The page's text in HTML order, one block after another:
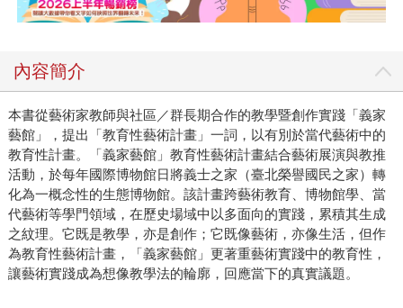
內容簡介
本書從藝術家教師與社區／群長期合作的教學暨創作實踐「義家
藝館」，提出「教育性藝術計畫」一詞，以有別於當代藝術中的
教育性計畫。「義家藝館」教育性藝術計畫結合藝術展演與教推
活動，於每年國際博物館日將義士之家（臺北榮譽國民之家）轉
化為一概念性的生態博物館。該計畫跨藝術教育、博物館學、當
代藝術等學門領域，在歷史場域中以多面向的實踐，累積其生成
之紋理。它既是教學，亦是創作；它既像藝術，亦像生活，但作
為教育性藝術計畫，「義家藝館」更著重藝術實踐中的教育性，
讓藝術實踐成為想像教學法的輪廓，回應當下的真實議題。